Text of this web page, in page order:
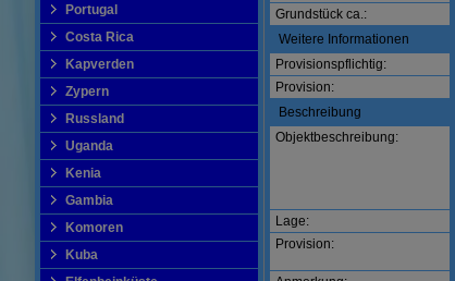
Portugal
Costa Rica
Kapverden
Zypern
Russland
Uganda
Kenia
Gambia
Komoren
Kuba
Grundstück ca.:
Weitere Informationen
Provisionspflichtig:
Provision:
Beschreibung
Objektbeschreibung:
Lage:
Provision: